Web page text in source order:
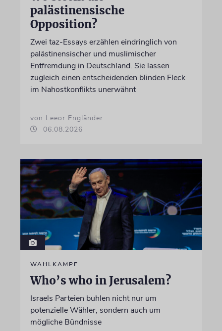
palästinensische
Opposition?
Zwei taz-Essays erzählen eindringlich von
palästinensischer und muslimischer
Entfremdung in Deutschland. Sie lassen
zugleich einen entscheidenden blinden Fleck
im Nahostkonflikts unerwähnt
von Leeor Engländer
06.08.2026
WAHLKAMPF
Who’s who in Jerusalem?
Israels Parteien buhlen nicht nur um
potenzielle Wähler, sondern auch um
mögliche Bündnisse